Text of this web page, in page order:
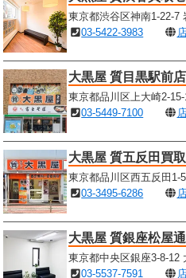
東京都渋谷区神南1-22-7
03-5422-3983
大黒屋 質目黒駅前店
東京都品川区上大崎2-
03-5449-7100
大黒屋 質五反田買
東京都品川区西五反田1-
03-3495-6286
大黒屋 質銀座松屋
東京都中央区銀座3-8-12
03-5537-7591